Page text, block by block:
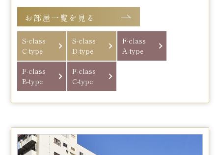
お部屋一覧を見る
S-class
C-type
S-class
D-type
F-class
A-type
F-class
B-type
F-class
C-type